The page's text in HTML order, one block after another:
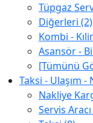
Tüpgaz
Diğerleri (2)
Kombi -
Asansör -
[Tümünü
Taksi - Ulaşım -
Nakliye
Servis